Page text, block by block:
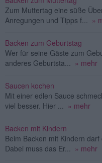
Zum Muttertag eine süße
Anregungen und Tipps f...
»
Backen zum Geburtstag
Wer für seine Gäste zum
anderes Geburtsta...
» mehr
Saucen kochen
Mit einer edlen Sauce
viel besser. Hier ...
» mehr
Backen mit Kindern
Beim Backen mit Kindern
Dabei muss das Er...
» mehr